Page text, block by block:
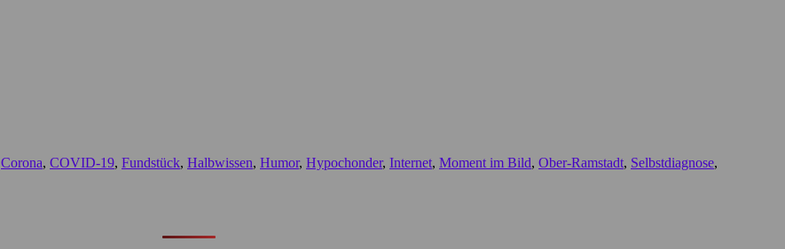
Corona, COVID-19, Fundstück, Halbwissen, Humor, Hypochonder, Internet, Moment im Bild, Ober-Ramstadt, Selbstdiagnose,